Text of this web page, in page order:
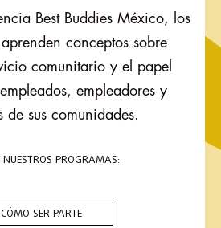
Best Buddies México, los
conceptos sobre
comunitario y el papel
empleadores y
de sus comunidades.
NUESTROS PROGRAMAS:
CÓMO SER PARTE